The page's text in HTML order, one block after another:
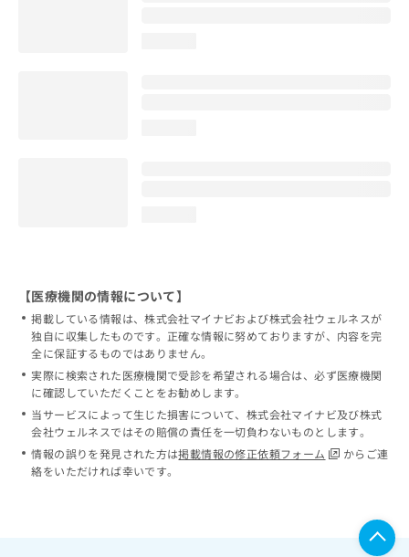
【医療機関の情報について】
掲載している情報は、株式会社マイナビおよび株式会社ウェルネスが
独自に収集したものです。正確な情報に努めておりますが、内容を完
全に保証するものではありません。
実際に検索された医療機関で受診を希望される場合は、必ず医療機関
に確認していただくことをお勧めします。
当サービスによって生じた損害について、株式会社マイナビ及び株式
会社ウェルネスではその賠償の責任を一切負わないものとします。
情報の誤りを発見された方は掲載情報の修正依頼フォーム
からご連
絡をいただければ幸いです。